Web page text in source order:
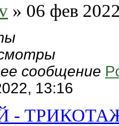
» 06 фев
сообщение
13:16
-